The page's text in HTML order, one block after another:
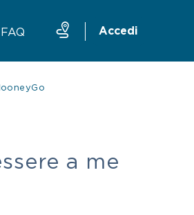
FAQ Accedi
a me